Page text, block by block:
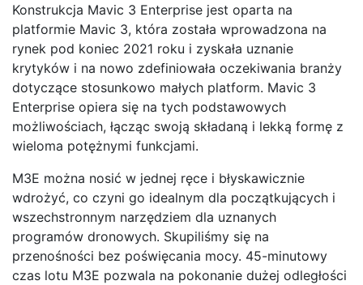
Konstrukcja Mavic 3 Enterprise jest oparta na
platformie Mavic 3, która została wprowadzona na
rynek pod koniec 2021 roku i zyskała uznanie
krytyków i na nowo zdefiniowała oczekiwania branży
dotyczące stosunkowo małych platform. Mavic 3
Enterprise opiera się na tych podstawowych
możliwościach, łącząc swoją składaną i lekką formę z
wieloma potężnymi funkcjami.
M3E można nosić w jednej ręce i błyskawicznie
wdrożyć, co czyni go idealnym dla początkujących i
wszechstronnym narzędziem dla uznanych
programów dronowych. Skupiliśmy się na
przenośności bez poświęcania mocy. 45-minutowy
czas lotu M3E pozwala na pokonanie dużej odległości